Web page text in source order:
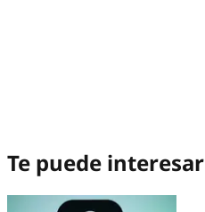
Te puede interesar